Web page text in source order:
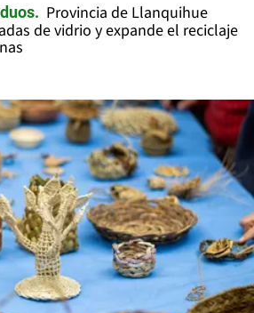
Provincia de Llanquihue
de vidrio y expande el reciclaje